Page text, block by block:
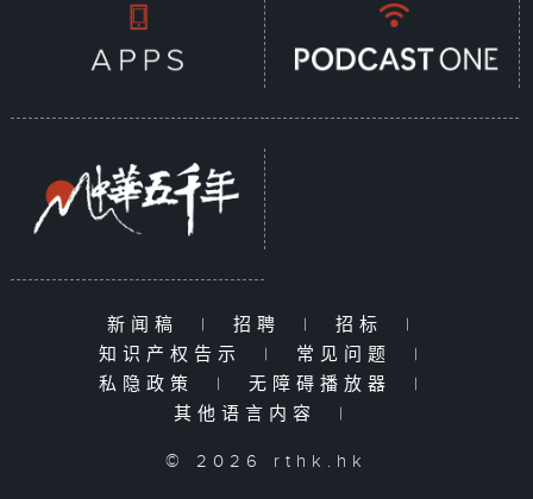
新闻稿 | 招聘 | 招标
|
知识产权告示
| 常见问题
|
私隐政策
| 无障碍播放器
|
其他语言内容
|
© 2026 rthk.hk